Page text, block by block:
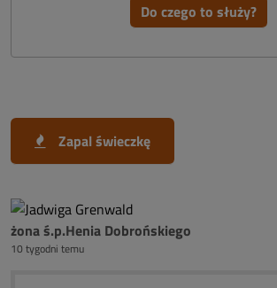
Do czego to służy?
Zapal świeczkę
żona ś.p.Henia Dobrońskiego
10 tygodni temu